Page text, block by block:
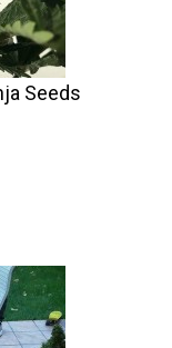
Seeds